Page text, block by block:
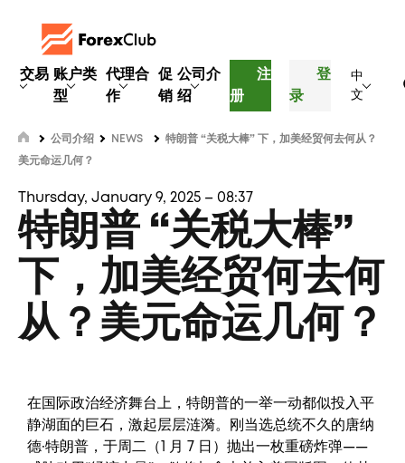
交易 账户类
型
代理合
作
促
销
公司介
绍
注
册
登
录
中
文
公司介绍 NEWS 特朗普 “关税大棒” 下，加美经贸何去何从？
美元命运几何？
Thursday, January 9, 2025 – 08:37
特朗普 “关税大棒”
下，加美经贸何去何
从？美元命运几何？
在国际政治经济舞台上，特朗普的一举一动都似投入平
静湖面的巨石，激起层层涟漪。刚当选总统不久的唐纳
德·特朗普，于周二（1 月 7 日）抛出一枚重磅炸弹——